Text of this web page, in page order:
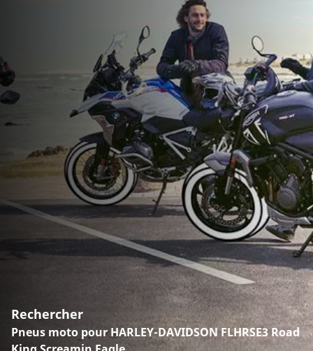
Rechercher
Pneus moto pour HARLEY-DAVIDSON FLHRSE3 Road